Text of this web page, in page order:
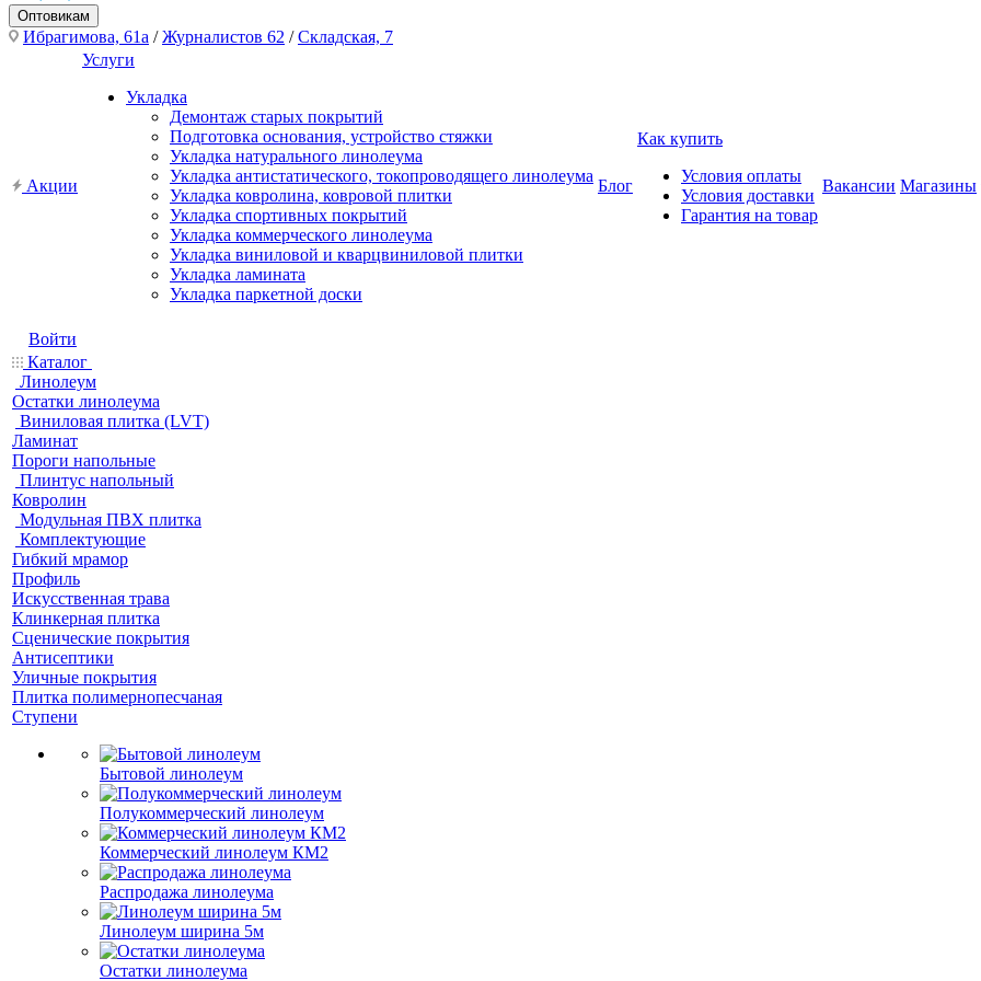
Оптовикам
Ибрагимова, 61а /Журналистов 62 /Складская, 7
Акции
Услуги
Укладка
Демонтаж старых покрытий
Подготовка основания, устройство стяжки
Укладка натурального линолеума
Укладка антистатического, токопроводящего линолеума
Укладка ковролина, ковровой плитки
Укладка спортивных покрытий
Укладка коммерческого линолеума
Укладка виниловой и кварцвиниловой плитки
Укладка ламината
Укладка паркетной доски
Блог
Как купить
Условия оплаты
Условия доставки
Гарантия на товар
Вакансии Магазины
Войти
Каталог
Линолеум
Остатки линолеума
Виниловая плитка (LVT)
Ламинат
Пороги напольные
Плинтус напольный
Ковролин
Модульная ПВХ плитка
Комплектующие
Гибкий мрамор
Профиль
Искусственная трава
Клинкерная плитка
Сценические покрытия
Антисептики
Уличные покрытия
Плитка полимернопесчаная
Ступени
Бытовой линолеум
Полукоммерческий линолеум
Коммерческий линолеум КМ2
Распродажа линолеума
Линолеум ширина 5м
Остатки линолеума